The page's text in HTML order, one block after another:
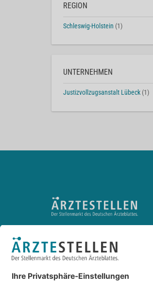
REGION
Schleswig-Holstein (1)
UNTERNEHMEN
Justizvollzugsanstalt Lübeck (1)